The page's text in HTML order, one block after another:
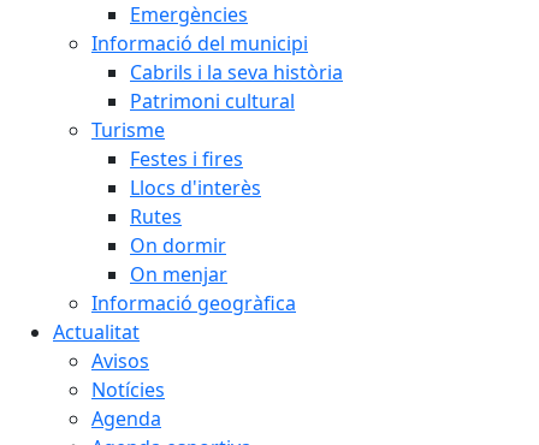
Emergències
Informació del municipi
Cabrils i la seva història
Patrimoni cultural
Turisme
Festes i fires
Llocs d'interès
Rutes
On dormir
On menjar
Informació geogràfica
Actualitat
Avisos
Notícies
Agenda